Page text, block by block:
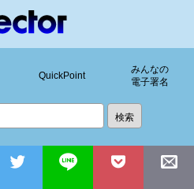
QuickPoint
みんなの
電子署名